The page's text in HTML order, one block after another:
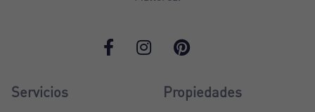
Servicios Propiedades